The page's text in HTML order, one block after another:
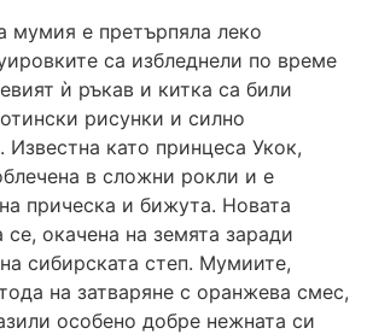
мумия е претърпяла леко
са избледнели по време
ѝ ръкав и китка са били
рисунки и силно
Известна като принцеса Укок,
в сложни рокли и е
прическа и бижута. Новата
окачена на земята заради
сибирската степ. Мумиите,
на затваряне с оранжева смес,
особено добре нежната си